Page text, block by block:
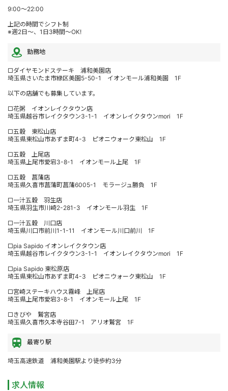
9:00～22:00
上記の時間でシフト制
※週2日～、1日3時間～OK!
勤務地
□ダイヤモンドステーキ 浦和美園店
埼玉県さいたま市緑区美園5-50-1 イオンモール浦和美園 1F
以下の店舗でも募集しています。
□花粥 イオンレイクタウン店
埼玉県越谷市レイクタウン3-1-1 イオンレイクタウンmori 1F
□五穀 東松山店
埼玉県東松山市あずま町4-3 ピオニウォーク東松山 1F
□五穀 上尾店
埼玉県上尾市愛宕3-8-1 イオンモール上尾 1F
□五穀 菖蒲店
埼玉県久喜市菖蒲町菖蒲6005-1 モラージュ勝負 1F
□一汁五穀 羽生店
埼玉県羽生市川崎2-281-3 イオンモール羽生 1F
□一汁五穀 川口店
埼玉県川口市前川1-1-11 イオンモール川口前川 1F
□pia Sapido イオンレイクタウン店
埼玉県越谷市レイクタウン3-1-1 イオンレイクタウンmori 1F
□pia Sapido 東松原店
埼玉県東松山市あずま町4-3 ピオニウォーク東松山 1F
□宮崎ステーキハウス霧峰 上尾店
埼玉県上尾市愛宕3-8-1 イオンモール上尾 1F
□きびや 鷲宮店
埼玉県久喜市久本寺谷田7-1 アリオ鷲宮 1F
最寄り駅
埼玉高速鉄道 浦和美園駅より徒歩約3分
求人情報